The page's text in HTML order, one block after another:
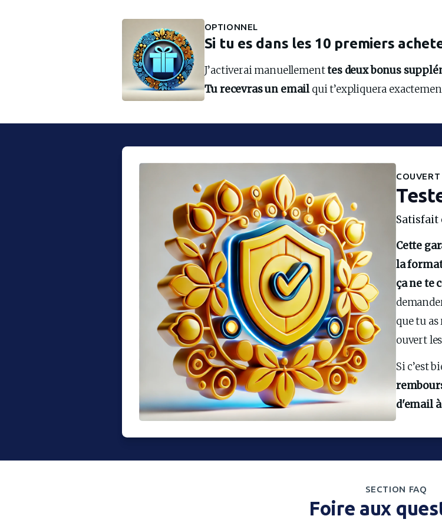
OPTIONNEL
Si tu es dans les 10 premiers
J’activerai manuellement tes deux bonus
Tu recevras un email qui t’expliquera
Satisfait
Cette
la
ça ne te
que tu as
ouvert
Si c’est
d'email
SECTION FAQ
Foire aux